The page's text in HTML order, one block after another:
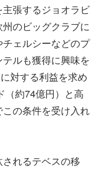
張するジョオラビ
のビッグクラブに
ェルシーなどのプ
ルも獲得に興味を
対する利益を求め
（約74億円）と高
の条件を受け入れ
れるテベスの移